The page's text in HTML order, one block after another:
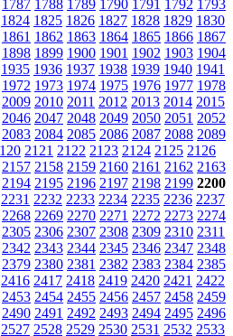
1787 1788 1789 1790 1791 1792 1793
1824 1825 1826 1827 1828 1829 1830
1861 1862 1863 1864 1865 1866 1867
1898 1899 1900 1901 1902 1903 1904
1935 1936 1937 1938 1939 1940 1941
1972 1973 1974 1975 1976 1977 1978
2009 2010 2011 2012 2013 2014 2015
2046 2047 2048 2049 2050 2051 2052
2083 2084 2085 2086 2087 2088 2089
2121 2122 2123 2124 2125 2126
2157 2158 2159 2160 2161 2162 2163
2194 2195 2196 2197 2198 2199 2200
2231 2232 2233 2234 2235 2236 2237
2268 2269 2270 2271 2272 2273 2274
2305 2306 2307 2308 2309 2310 2311
2342 2343 2344 2345 2346 2347 2348
2379 2380 2381 2382 2383 2384 2385
2416 2417 2418 2419 2420 2421 2422
2453 2454 2455 2456 2457 2458 2459
2490 2491 2492 2493 2494 2495 2496
2527 2528 2529 2530 2531 2532 2533